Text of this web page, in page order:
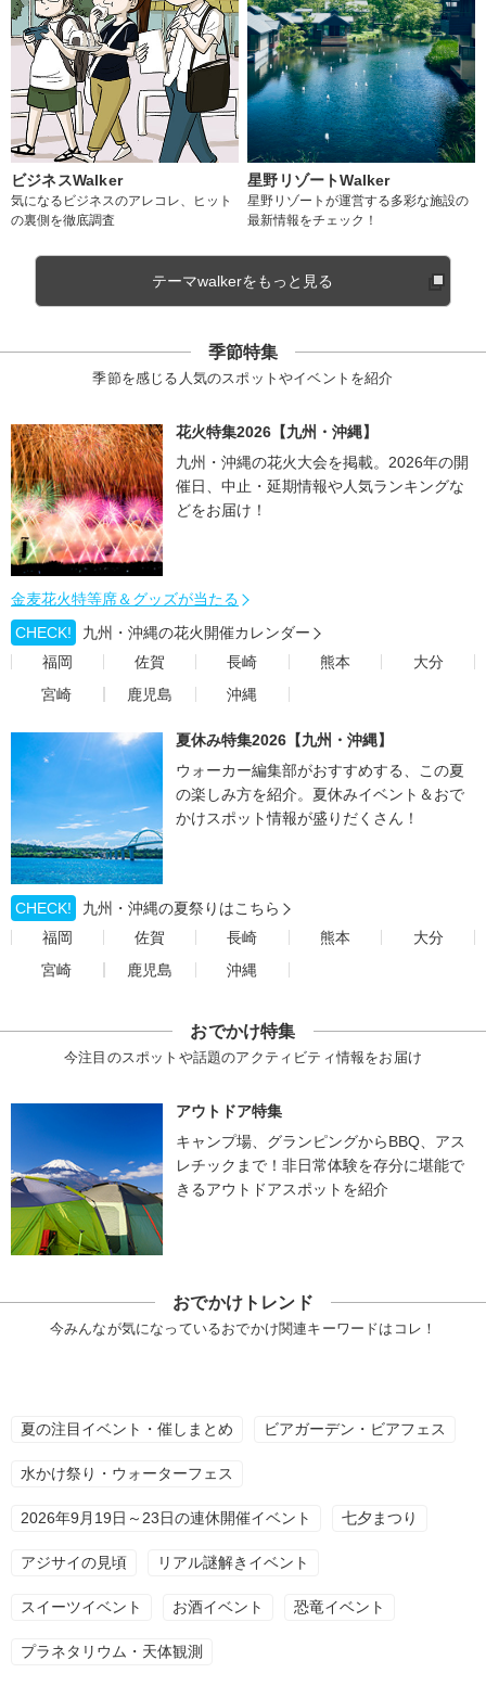
ビジネスWalker
気になるビジネスのアレコレ、ヒット
の裏側を徹底調査
星野リゾートWalker
星野リゾートが運営する多彩な施設の
最新情報をチェック！
テーマwalkerをもっと見る
季節特集
季節を感じる人気のスポットやイベントを紹介
花火特集2026【九州・沖縄】
九州・沖縄の花火大会を掲載。2026年の開
催日、中止・延期情報や人気ランキングな
どをお届け！
金麦花火特等席＆グッズが当たる
CHECK!
九州・沖縄の花火開催カレンダー
福岡
佐賀 長崎 熊本
大分
宮崎
鹿児島 沖縄
夏休み特集2026【九州・沖縄】
ウォーカー編集部がおすすめする、この夏
の楽しみ方を紹介。夏休みイベント＆おで
かけスポット情報が盛りだくさん！
CHECK!
九州・沖縄の夏祭りはこちら
福岡
佐賀 長崎 熊本
大分
宮崎
鹿児島 沖縄
おでかけ特集
今注目のスポットや話題のアクティビティ情報をお届け
アウトドア特集
キャンプ場、グランピングからBBQ、アス
レチックまで！非日常体験を存分に堪能で
きるアウトドアスポットを紹介
おでかけトレンド
今みんなが気になっているおでかけ関連キーワードはコレ！
夏の注目イベント・催しまとめ ビアガーデン・ビアフェス
水かけ祭り・ウォーターフェス
2026年9月19日～23日の連休開催イベント 七夕まつり
アジサイの見頃 リアル謎解きイベント
スイーツイベント お酒イベント 恐竜イベント
プラネタリウム・天体観測